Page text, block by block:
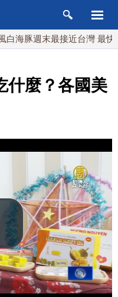
豚週末最接近台灣 最快9日可
什麼？各國美